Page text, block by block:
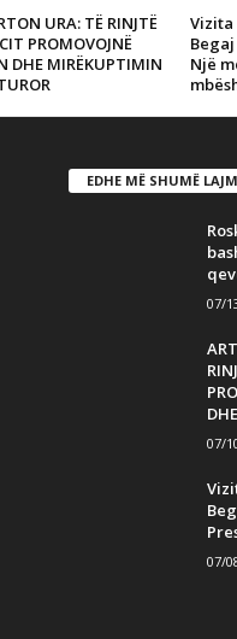
URA: TË RINJTË
PROMOVOJNË
DHE MIRËKUPTIMIN
Vizita
Një
EDHE MË SHUMË
07/
07/
07/